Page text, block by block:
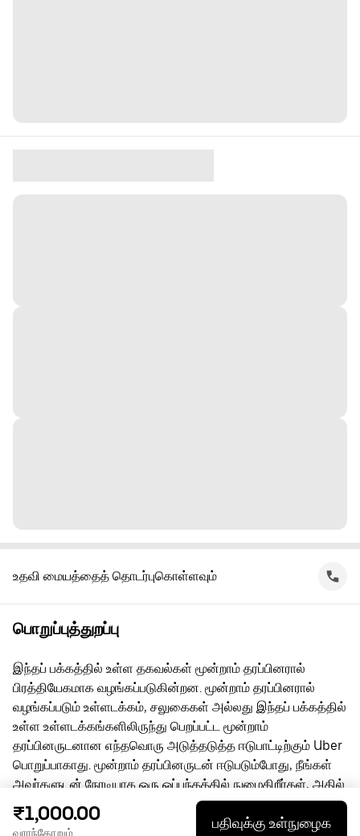
உதவி மையத்தைத் தொடர்புகொள்ளவும்
பொறுப்புத்துறப்பு
இந்தப் பக்கத்தில் உள்ள தகவல்கள் மூன்றாம் தரப்பினரால்
பிரத்தியேகமாக வழங்கப்படுகின்றன. மூன்றாம் தரப்பினரால்
வழங்கப்படும் உள்ளடக்கம், சலுகைகள் அல்லது இந்தப் பக்கத்தில்
உள்ள உள்ளடக்கங்களிலிருந்து பெறப்பட்ட மூன்றாம்
தரப்பினருடனான எந்தவொரு அடுத்தடுத்த ஈடுபாட்டிற்கும் Uber
பொறுப்பாகாது. மூன்றாம் தரப்பினருடன் ஈடுபடும்போது, நீங்கள்
அவர்களுடன் நேரடியாக ஒரு ஒப்பந்தத்தில் நுழைகிறீர்கள், அதில்
Uber ஒரு தரப்பு அல்ல. கேள்விகளுக்கு, மூன்றாம் தரப்பினரை
நேரடியாகத் தொடர்பு கொள்ளுங்கள்.
₹1,000.00
வாரந்தோறும்
பதிவுக்கு உள்நுழைக